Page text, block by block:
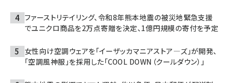
ファーストリテイリング、令和8年熊本地震の被災地緊急支援
でユニクロ商品を2万点寄贈を決定、1億円規模の寄付を予定
女性向け空調ウェアを「イーザッカマニアストア―ズ」が開発、
「空調風神服」を採用した「COOL DOWN（クールダウン）」